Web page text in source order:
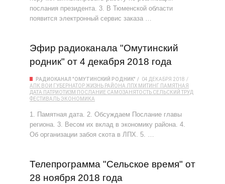
послания президента. 3. В Тюменской области
появится электронный сервис заказа …
Эфир радиоканала "Омутинский
родник" от 4 декабря 2018 года
РАДИОКАНАЛ "ОМУТИНСКИЙ РОДНИК"
04 ДЕКАБРЯ 2018
АПК ВОИ ГУБЕРНАТОРЖИЗНЬ РАЙОНА ЛПХ МИТИНГ ПАМЯТНАЯ
ДАТА ПАТРИОТИЗМ ПОСЛАНИЕ САМОЗАНЯТОСТЬ СЕЛЬСКИЙ ТРУД
ФЕСТИВАЛЬЭКОНОМИКА
1. Памятная дата. 2. Обсуждаем Послание главы
региона. 3. Весом их вклад в экономику района. 4.
Об организации забоя скота в ЛПХ. 5. …
Телепрограмма "Сельское время" от
28 ноября 2018 года